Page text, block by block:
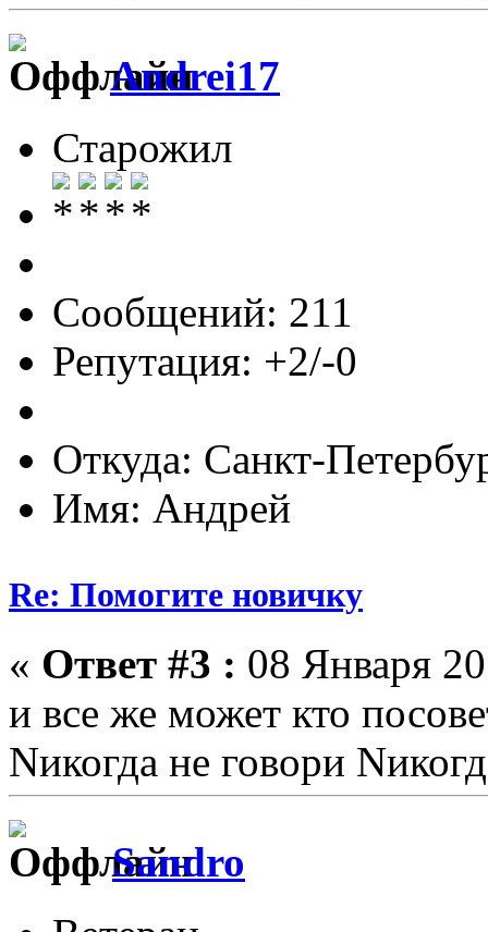
Andrei17
Старожил
Сообщений: 211
Репутация: +2/-0
Откуда: Санкт-
Имя: Андрей
Re: Помогите новичку
« Ответ #3 : 08 Января
и все же может кто
Nикогда не говори
Sandro